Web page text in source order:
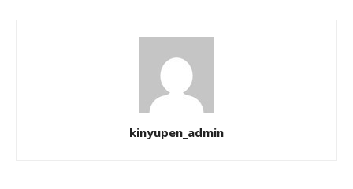
kinyupen_admin